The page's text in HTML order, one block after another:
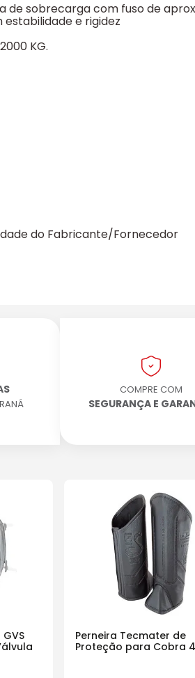
de sobrecarga com fuso de
e rigidez
KG.
do Fabricante/Fornecedor
COMPRE COM
SEGURANÇA E
Perneira Tecmater de
Proteção para Cobra